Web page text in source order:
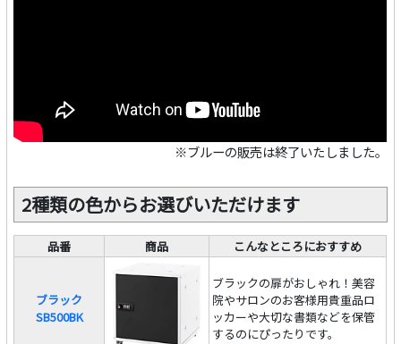
※ブルーの販売は終了いたしました。
2種類の色からお選びいただけます
品番 商品 こんなところにおすすめ
ブラック
SB500BK
ブラックの扉がおしゃれ！美容
院やサロンのお客様用貴重品ロ
ッカーや大切な書類などを保管
するのにぴったりです。